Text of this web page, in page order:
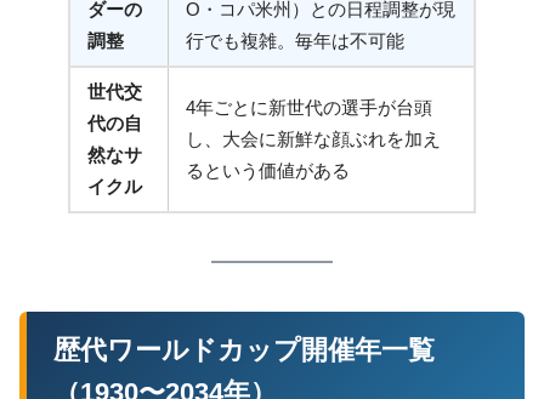
ダーの
調整
O・コパ米州）との日程調整が現
行でも複雑。毎年は不可能
世代交
代の自
然なサ
イクル
4年ごとに新世代の選手が台頭
し、大会に新鮮な顔ぶれを加え
るという価値がある
歴代ワールドカップ開催年一覧
（1930〜2034年）